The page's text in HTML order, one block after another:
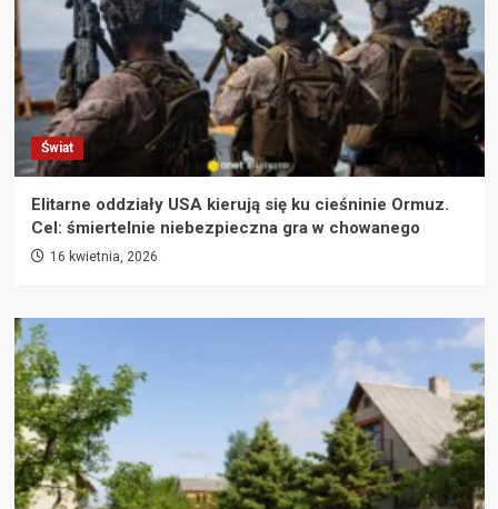
Świat
Elitarne oddziały USA kierują się ku cieśninie Ormuz.
Cel: śmiertelnie niebezpieczna gra w chowanego
16 kwietnia, 2026